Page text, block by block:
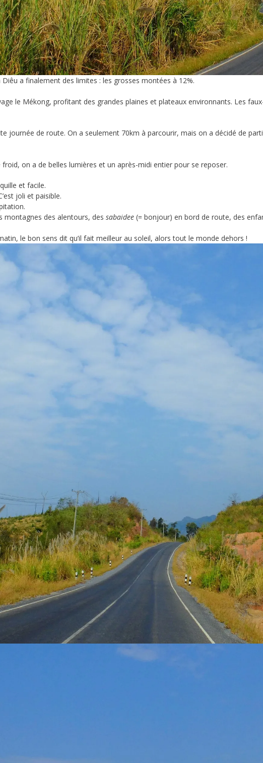
Diêu a finalement des limites : les grosses montées à 12%.
le Mékong, profitant des grandes plaines et plateaux environnants. Les
journée de route. On a seulement 70km à parcourir, mais on a décidé de
on a de belles lumières et un après-midi entier pour se reposer.
et facile.
joli et paisible.
montagnes des alentours, des sabaidee (= bonjour) en bord de route, des
le bon sens dit qu’il fait meilleur au soleil, alors tout le monde dehors !